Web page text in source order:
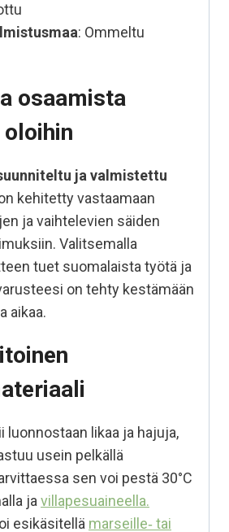
: Ommeltu
osaamista
ja valmistettu
kehitetty vastaamaan
ja vaihtelevien säiden
Valitsemalla
tuet suomalaista työtä ja
on tehty kestämään
aikaa.
luonnostaan likaa ja hajuja,
usein pelkällä
sen voi pestä 30°C
ja villapesuaineella.
esikäsitellä marseille‑ tai